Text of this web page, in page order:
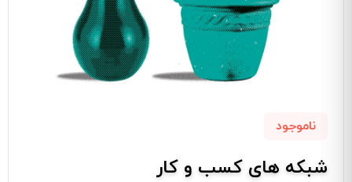
ناموجود
شبکه های کسب و کار